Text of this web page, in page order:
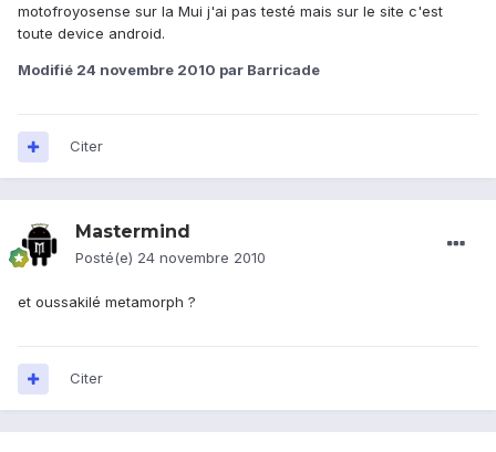
motofroyosense sur la Mui j'ai pas testé mais sur le site c'est
toute device android.
Modifié 24 novembre 2010 par Barricade
Citer
Mastermind
Posté(e) 24 novembre 2010
et oussakilé metamorph ?
Citer